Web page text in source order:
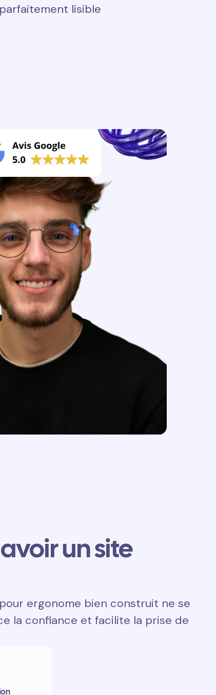
lisible
un site
ergonome bien construit ne se
la confiance et facilite la prise de